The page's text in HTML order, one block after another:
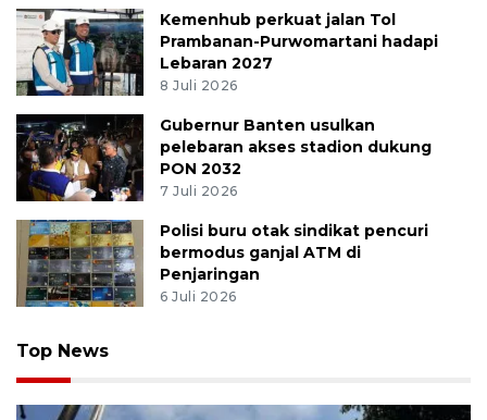
Kemenhub perkuat jalan Tol
Prambanan-Purwomartani hadapi
Lebaran 2027
8 Juli 2026
Gubernur Banten usulkan
pelebaran akses stadion dukung
PON 2032
7 Juli 2026
Polisi buru otak sindikat pencuri
bermodus ganjal ATM di
Penjaringan
6 Juli 2026
Top News